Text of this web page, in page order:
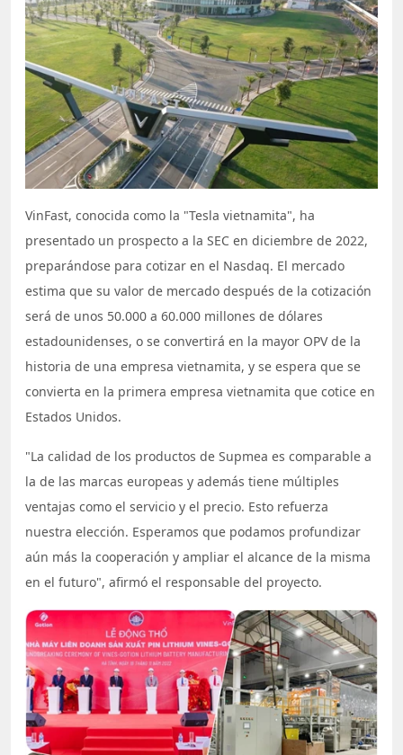
VinFast, conocida como la "Tesla vietnamita", ha
presentado un prospecto a la SEC en diciembre de 2022,
preparándose para cotizar en el Nasdaq. El mercado
estima que su valor de mercado después de la cotización
será de unos 50.000 a 60.000 millones de dólares
estadounidenses, o se convertirá en la mayor OPV de la
historia de una empresa vietnamita, y se espera que se
convierta en la primera empresa vietnamita que cotice en
Estados Unidos.
"La calidad de los productos de Supmea es comparable a
la de las marcas europeas y además tiene múltiples
ventajas como el servicio y el precio. Esto refuerza
nuestra elección. Esperamos que podamos profundizar
aún más la cooperación y ampliar el alcance de la misma
en el futuro", afirmó el responsable del proyecto.